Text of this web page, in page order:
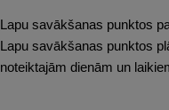
Lapu savākšanas punktos
Lapu savākšanas punktos
noteiktajām dienām un